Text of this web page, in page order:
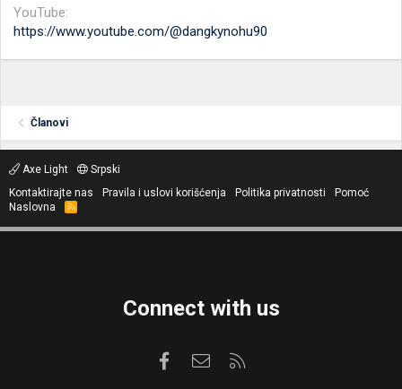
YouTube
https://www.youtube.com/@dangkynohu90
Članovi
Axe Light
Srpski
Kontaktirajte nas
Pravila i uslovi korišćenja Politika privatnosti
Pomoć
Naslovna
R
S
Connect with us
FacebookKontaktirajte nas